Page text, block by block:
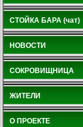
СТОЙКА БАРА (чат)
НОВОСТИ
СОКРОВИЩНИЦА
ЖИТЕЛИ
О ПРОЕКТЕ